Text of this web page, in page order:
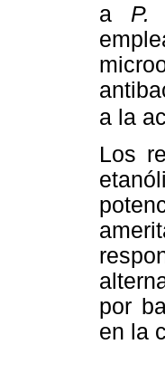
a P.
a la
Los
por
en la